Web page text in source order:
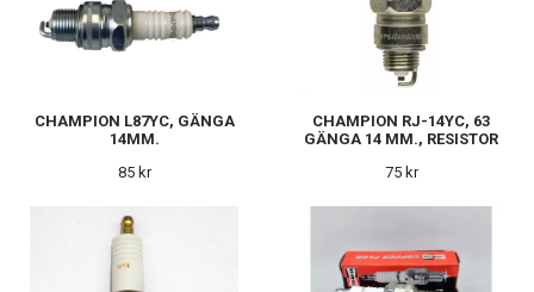
CHAMPION L87YC, GÄNGA
14MM.
85 kr
CHAMPION RJ-14YC, 63
GÄNGA 14 MM., RESISTOR
75 kr